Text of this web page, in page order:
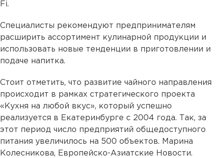
Fi.
Специалисты рекомендуют предпринимателям
расширить ассортимент кулинарной продукции и
использовать новые тенденции в приготовлении и
подаче напитка.
Стоит отметить, что развитие чайного направления
происходит в рамках стратегического проекта
«Кухня на любой вкус», который успешно
реализуется в Екатеринбурге с 2004 года. Так, за
этот период число предприятий общедоступного
питания увеличилось на 500 объектов. Марина
Колесникова, Европейско-Азиатские Новости.